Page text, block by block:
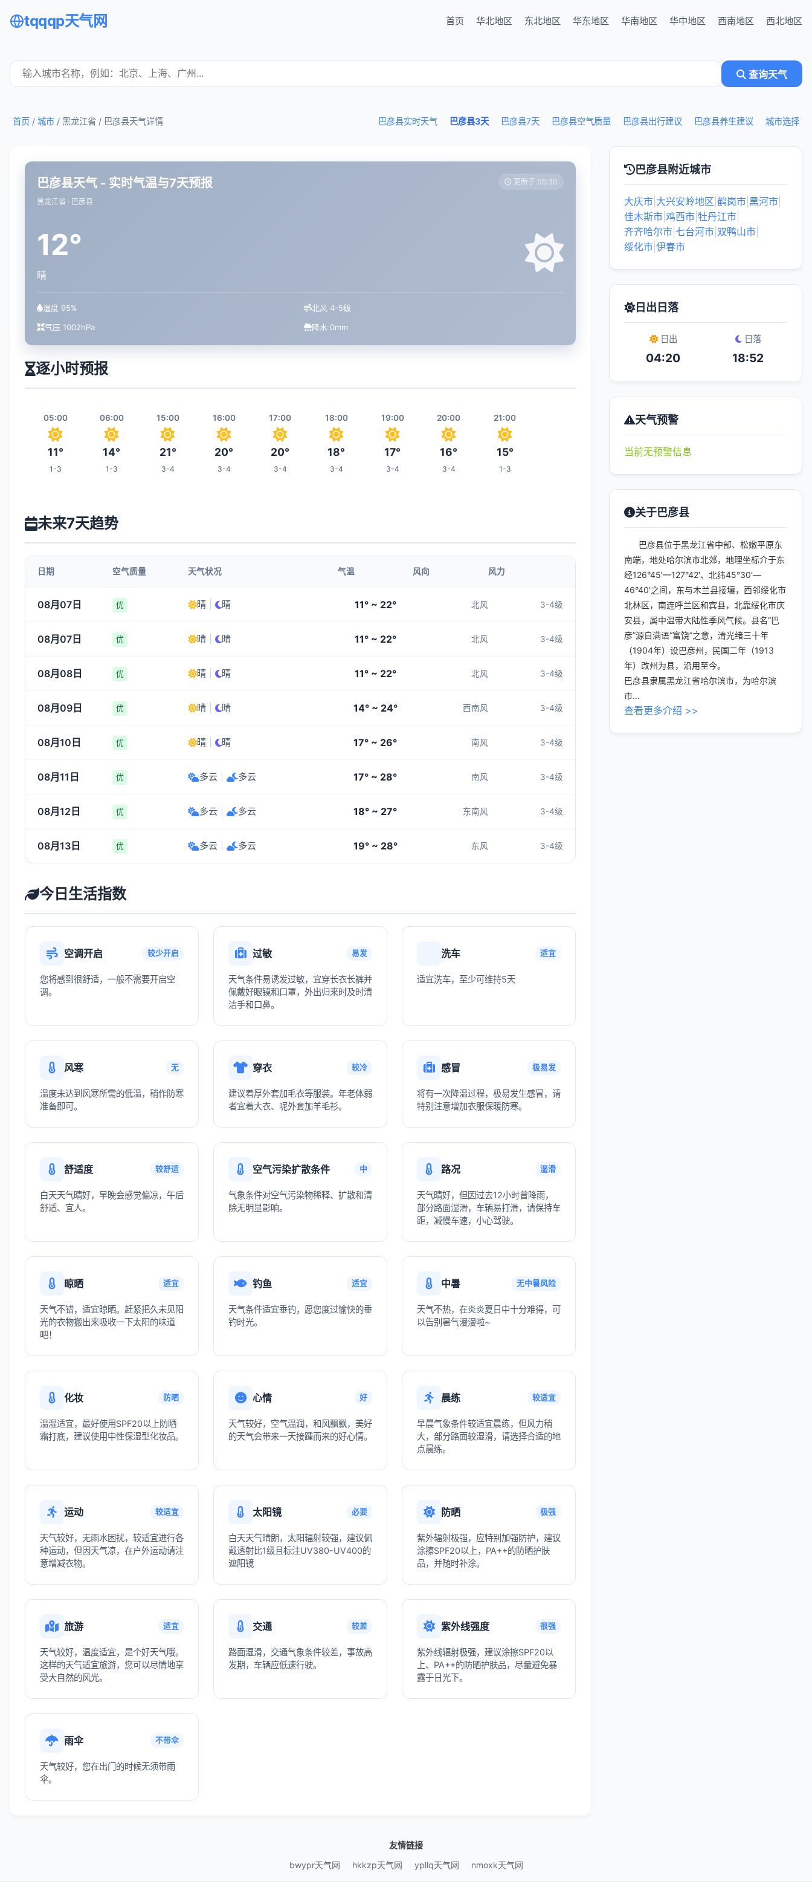
tqqqp天气网 首页 华北地区 东北地区 华东地区 华南地区 华中地区 西南地区 西北地区
查询天气
巴彦县实时天气 巴彦县3天 巴彦县7天 巴彦县空气质量 巴彦县出行建议 巴彦县养生建议 城市选择
首页 / 城市 / 黑龙江省 / 巴彦县天气详情
巴彦县天气 - 实时气温与7天预报
黑龙江省 · 巴彦县
更新于 05:30
12°
晴
湿度 95%
北风 4-5级
气压 1002hPa
降水 0mm
逐小时预报
05:00
11°
1-3
06:00
14°
1-3
15:00
21°
3-4
16:00
20°
3-4
17:00
20°
3-4
18:00
18°
3-4
19:00
17°
3-4
20:00
16°
3-4
21:00
15°
1-3
1-3 1-3 1-3 1-3 1-3 1-3 1-3 1-3 1-3
3-4 3-4 3-4
未来7天趋势
日期 空气质量 天气状况 气温 风向 风力
08月07日 优 晴 晴 11° ~ 22° 北风 3-4级
08月07日 优 晴 晴 11° ~ 22° 北风 3-4级
08月08日 优 晴 晴 11° ~ 22° 北风 3-4级
08月09日 优 晴 晴 14° ~ 24° 西南风 3-4级
08月10日 优 晴 晴 17° ~ 26° 南风 3-4级
08月11日 优 多云 多云 17° ~ 28° 南风 3-4级
08月12日 优 多云 多云 18° ~ 27° 东南风 3-4级
08月13日 优 多云 多云 19° ~ 28° 东风 3-4级
今日生活指数
空调开启 较少开启
您将感到很舒适，一般不需要开启空
调。
过敏 易发
天气条件易诱发过敏，宜穿长衣长裤并
佩戴好眼镜和口罩，外出归来时及时清
洁手和口鼻。
洗车 适宜
适宜洗车，至少可维持5天
风寒 无
温度未达到风寒所需的低温，稍作防寒
准备即可。
穿衣 较冷
建议着厚外套加毛衣等服装。年老体弱
者宜着大衣、呢外套加羊毛衫。
感冒 极易发
将有一次降温过程，极易发生感冒，请
特别注意增加衣服保暖防寒。
舒适度 较舒适
白天天气晴好，早晚会感觉偏凉，午后
舒适、宜人。
空气污染扩散条件 中
气象条件对空气污染物稀释、扩散和清
除无明显影响。
路况 湿滑
天气晴好，但因过去12小时曾降雨，
部分路面湿滑，车辆易打滑，请保持车
距，减慢车速，小心驾驶。
晾晒 适宜
天气不错，适宜晾晒。赶紧把久未见阳
光的衣物搬出来吸收一下太阳的味道
吧！
钓鱼 适宜
天气条件适宜垂钓，愿您度过愉快的垂
钓时光。
中暑 无中暑风险
天气不热，在炎炎夏日中十分难得，可
以告别暑气漫漫啦~
化妆 防晒
温湿适宜，最好使用SPF20以上防晒
霜打底，建议使用中性保湿型化妆品。
心情 好
天气较好，空气温润，和风飘飘，美好
的天气会带来一天接踵而来的好心情。
晨练 较适宜
早晨气象条件较适宜晨练，但风力稍
大，部分路面较湿滑，请选择合适的地
点晨练。
运动 较适宜
天气较好，无雨水困扰，较适宜进行各
种运动，但因天气凉，在户外运动请注
意增减衣物。
太阳镜 必要
白天天气晴朗，太阳辐射较强，建议佩
戴透射比1级且标注UV380-UV400的
遮阳镜
防晒 极强
紫外辐射极强，应特别加强防护，建议
涂擦SPF20以上，PA++的防晒护肤
品，并随时补涂。
旅游 适宜
天气较好，温度适宜，是个好天气哦。
这样的天气适宜旅游，您可以尽情地享
受大自然的风光。
交通 较差
路面湿滑，交通气象条件较差，事故高
发期，车辆应低速行驶。
紫外线强度 很强
紫外线辐射极强，建议涂擦SPF20以
上、PA++的防晒护肤品，尽量避免暴
露于日光下。
雨伞 不带伞
天气较好，您在出门的时候无须带雨
伞。
巴彦县附近城市
大庆市 大兴安岭地区 鹤岗市 黑河市
佳木斯市 鸡西市 牡丹江市
齐齐哈尔市 七台河市 双鸭山市
绥化市 伊春市
日出日落
日出
04:20
日落
18:52
天气预警
当前无预警信息
关于巴彦县
巴彦县位于黑龙江省中部、松嫩平原东
南端，地处哈尔滨市北郊，地理坐标介于东
经126°45′—127°42′、北纬45°30′—
46°40′之间，东与木兰县接壤，西邻绥化市
北林区，南连呼兰区和宾县，北靠绥化市庆
安县，属中温带大陆性季风气候。县名“巴
彦”源自满语“富饶”之意，清光绪三十年
（1904年）设巴彦州，民国二年（1913
年）改州为县，沿用至今。
巴彦县隶属黑龙江省哈尔滨市，为哈尔滨
市...
查看更多介绍 >>
友情链接
bwypr天气网
hkkzp天气网 ypllq天气网 nmoxk天气网